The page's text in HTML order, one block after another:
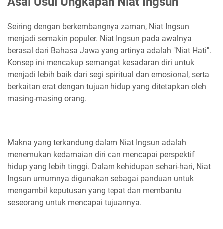
Seiring dengan berkembangnya zaman, Niat Ingsun
menjadi semakin populer. Niat Ingsun pada awalnya
berasal dari Bahasa Jawa yang artinya adalah "Niat Hati".
Konsep ini mencakup semangat kesadaran diri untuk
menjadi lebih baik dari segi spiritual dan emosional, serta
berkaitan erat dengan tujuan hidup yang ditetapkan oleh
masing-masing orang.
Makna yang terkandung dalam Niat Ingsun adalah
menemukan kedamaian diri dan mencapai perspektif
hidup yang lebih tinggi. Dalam kehidupan sehari-hari, Niat
Ingsun umumnya digunakan sebagai panduan untuk
mengambil keputusan yang tepat dan membantu
seseorang untuk mencapai tujuannya.